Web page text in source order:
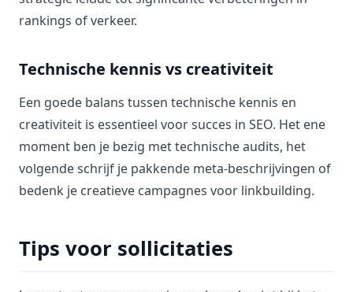
rankings of verkeer.
Technische kennis vs creativiteit
Een goede balans tussen technische kennis en
creativiteit is essentieel voor succes in SEO. Het ene
moment ben je bezig met technische audits, het
volgende schrijf je pakkende meta-beschrijvingen of
bedenk je creatieve campagnes voor linkbuilding.
Tips voor sollicitaties